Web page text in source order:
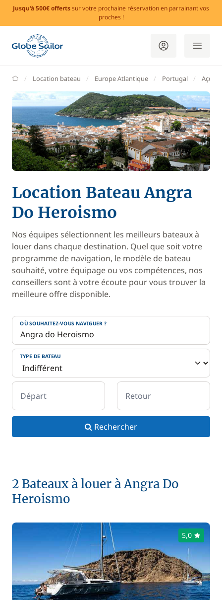
Jusqu'à 500€ offertssur votre prochaine réservation en parrainant vos
proches !
GlobeSailor
Location bateau Europe Atlantique Portugal Açores
Location Bateau Angra
Do Heroismo
Nos équipes sélectionnent les meilleurs bateaux à
louer dans chaque destination. Quel que soit votre
programme de navigation, le modèle de bateau
souhaité, votre équipage ou vos compétences, nos
conseillers sont à votre écoute pour vous trouver la
meilleure offre disponible.
OÙ SOUHAITEZ-VOUS NAVIGUER ?
TYPE DE BATEAU
Départ Retour
Rechercher
2 Bateaux à louer à Angra Do
Heroismo
5,0